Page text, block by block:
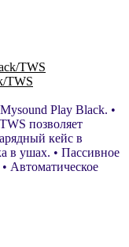
TWS
Play Black. •
позволяет
кейс в
в ушах. • Пассивное
Автоматическое